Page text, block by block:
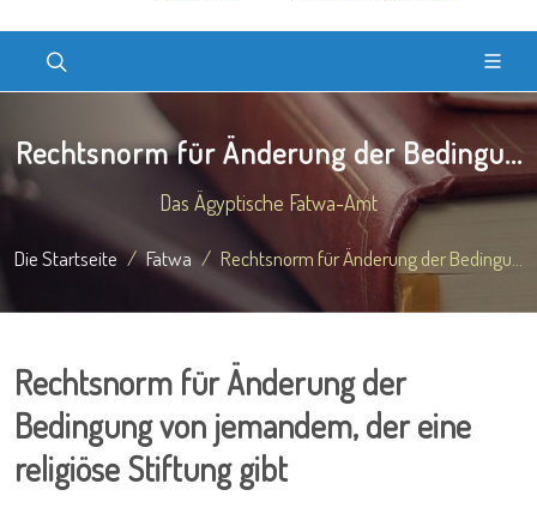
Rechtsnorm für Änderung der Bedingu...
Das Ägyptische Fatwa-Amt
Die Startseite Fatwa Rechtsnorm für Änderung der Bedingu...
Rechtsnorm für Änderung der
Bedingung von jemandem, der eine
religiöse Stiftung gibt